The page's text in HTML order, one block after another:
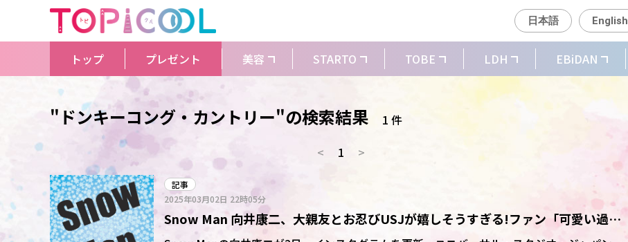
日本語 English
トップ プレゼント 美容 STARTO TOBE LDH EBiDAN
"ドンキーコング・カントリー"の検索結果
1 件
<
1 >
記事
2025年03月02日 22時05分
Snow Man 向井康二、大親友とお忍びUSJが嬉しそうすぎる!ファン「可愛い過
ぎ」「2人で良かったねー」